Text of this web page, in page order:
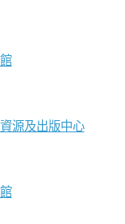
源及出版中心